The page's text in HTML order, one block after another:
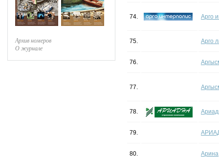
Архив номеров
О журнале
74. Арго
75. Арго
76.
77.
78.
79.
80. Арина